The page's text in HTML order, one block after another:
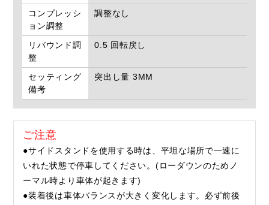
コンプレッシ
ョン調整
調整なし
リバウンド調
整
0.5 回転戻し
セッティング
備考
突出し量 3MM
ご注意
●サイドスタンドを使用する時は、平坦な場所で一速に
いれた状態で停車してください。(ローダウンのためノ
ーマル時より車体が起きます)
●装着後は車体バランスが大きく変化します。必ず前後